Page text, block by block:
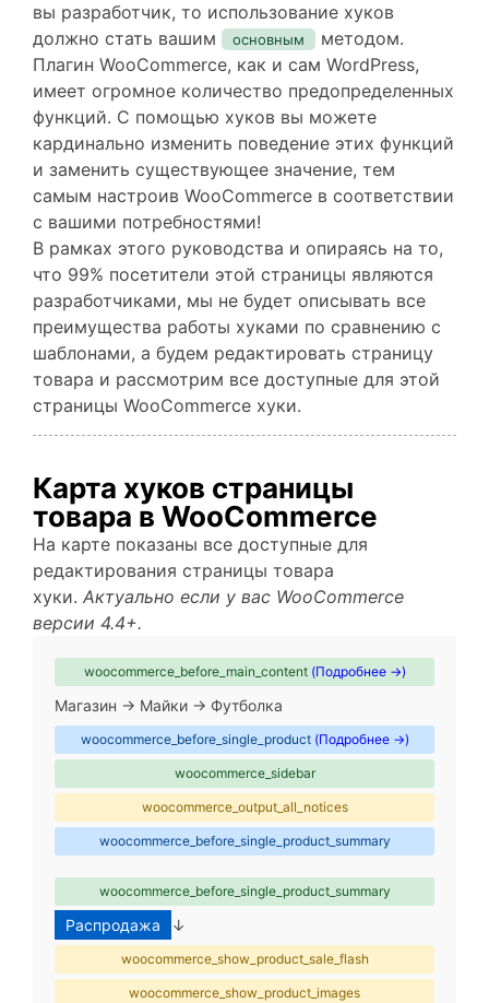
вы разработчик, то использование хуков
должно стать вашим
основным
методом.
Плагин WooCommerce, как и сам WordPress,
имеет огромное количество предопределенных
функций. С помощью хуков вы можете
кардинально изменить поведение этих функций
и заменить существующее значение, тем
самым настроив WooCommerce в соответствии
с вашими потребностями!
В рамках этого руководства и опираясь на то,
что 99% посетители этой страницы являются
разработчиками, мы не будет описывать все
преимущества работы хуками по сравнению с
шаблонами, а будем редактировать страницу
товара и рассмотрим все доступные для этой
страницы WooCommerce хуки.
Карта хуков страницы
товара в WooCommerce
На карте показаны все доступные для
редактирования страницы товара
хуки. Актуально если у вас WooCommerce
версии 4.4+.
woocommerce_before_main_content (Подробнее →)
Магазин → Майки → Футболка
woocommerce_before_single_product (Подробнее →)
woocommerce_sidebar
woocommerce_output_all_notices
woocommerce_before_single_product_summary
woocommerce_before_single_product_summary
Распродажа ↓
woocommerce_show_product_sale_flash
woocommerce_show_product_images